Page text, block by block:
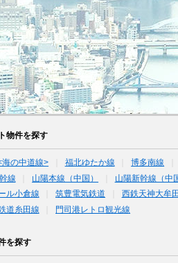
物件を探す
海の中道線> 福北ゆたか線 博多南線
線 山陽本線（中国） 山陽新幹線（中
ル小倉線 筑豊電気鉄道 西鉄天神大牟
道糸田線 門司港レトロ観光線
を探す